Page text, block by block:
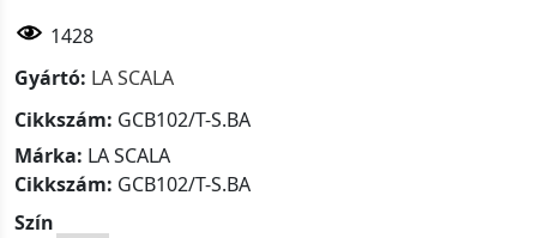
1428
Gyártó: LA SCALA
Cikkszám: GCB102/T-S.BA
Márka: LA SCALA
Cikkszám: GCB102/T-S.BA
Szín